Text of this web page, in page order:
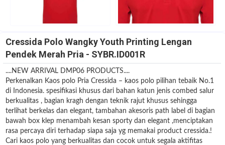
Cressida Polo Wangky Youth Printing Lengan
Pendek Merah Pria - SYBR.ID001R
....NEW ARRIVAL DMP06 PRODUCTS....
Perkenalkan Kaos polo Pria Cressida – kaos polo pilihan tebaik No.1
di Indonesia. spesifikasi khusus dari bahan katun jenis combed salur
berkualitas , bagian kragh dengan teknik rajut khusus sehingga
terlihat berkelas dan elegant, tambahan akesoris path label di bagian
bawah box klep menambah kesan sporty dan elegant ,menciptakan
rasa percaya diri terhadap siapa saja yg memakai product cressida.!
Cari kaos polo yang berkualitas dan cocok untuk segala aktifitas